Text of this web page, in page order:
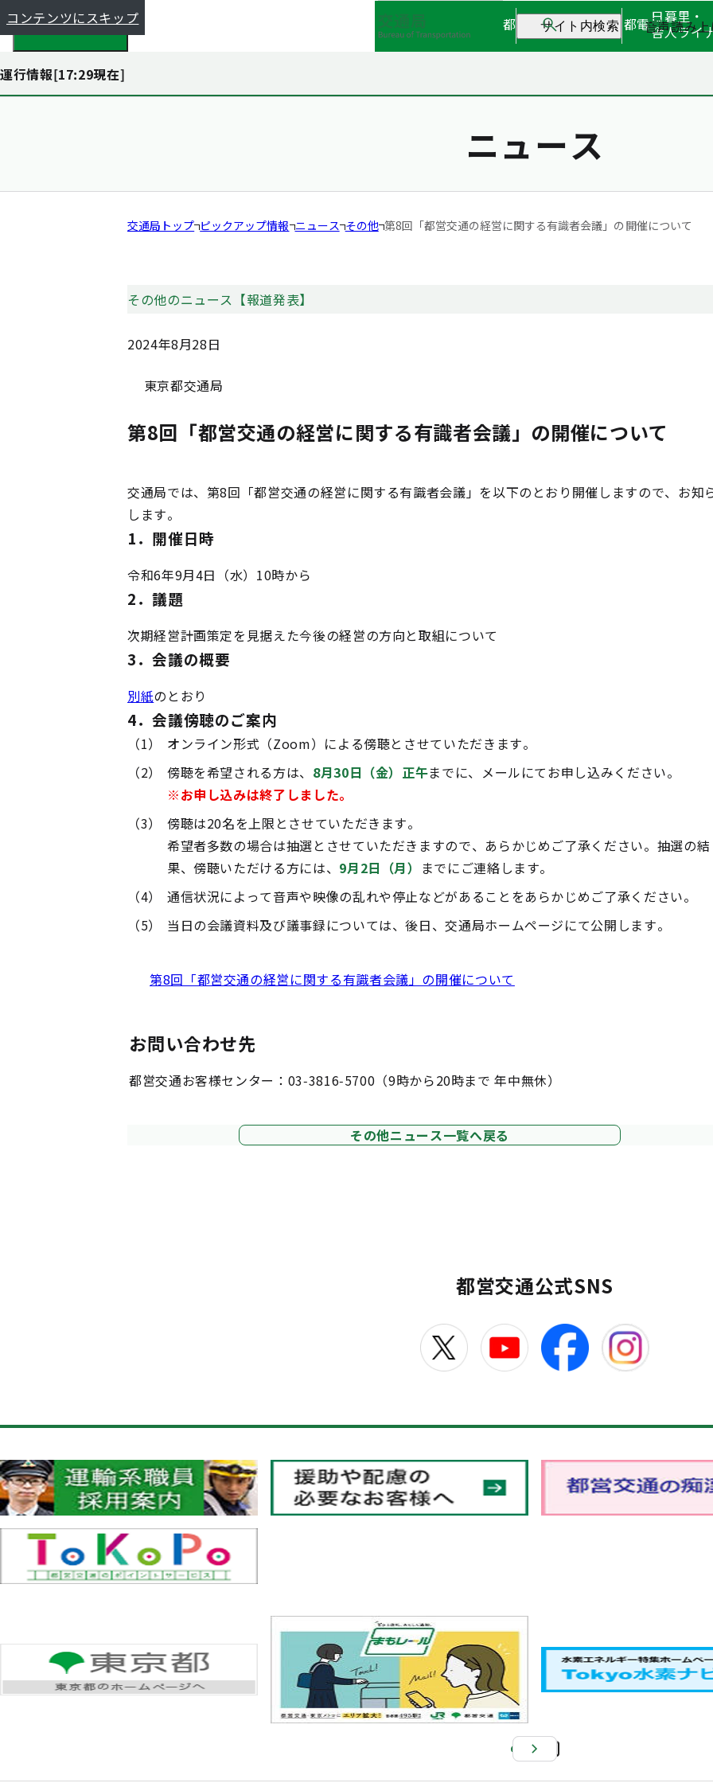
コンテンツにスキップ
都全体で探す サイト内検索 音声読み
都営地下鉄 都営バス 都電日暮里・
舎人ライ
運行情報[17:29現在]
ニュース
交通局トップ ピックアップ情報 ニュース その他 第8回「都営交通の経営に関する有識者会議」の開催について
その他のニュース【報道発表】
2024年8月28日
東京都交通局
第8回「都営交通の経営に関する有識者会議」の開催について
交通局では、第8回「都営交通の経営に関する有識者会議」を以下のとおり開催しますので、お知
します。
1．開催日時
令和6年9月4日（水）10時から
2．議題
次期経営計画策定を見据えた今後の経営の方向と取組について
3．会議の概要
別紙のとおり
4．会議傍聴のご案内
（1）
オンライン形式（Zoom）による傍聴とさせていただきます。
（2）
傍聴を希望される方は、 8月30日（金）正午までに、メールにてお申し込みください。
※お申し込みは終了しました。
（3）
傍聴は20名を上限とさせていただきます。
希望者多数の場合は抽選とさせていただきますので、あらかじめご了承ください。抽選の結
果、傍聴いただける方には、 9月2日（月）
までにご連絡します。
（4）
通信状況によって音声や映像の乱れや停止などがあることをあらかじめご了承ください。
（5）
当日の会議資料及び議事録については、後日、交通局ホームページにて公開します。
第8回「都営交通の経営に関する有識者会議」の開催について
お問い合わせ先
都営交通お客様センター：03-3816-5700（9時から20時まで 年中無休）
その他ニュース一覧へ戻る
都営交通公式SNS
Pa